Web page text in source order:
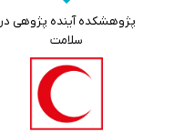
پژوهشکده آینده پژوهی در
سلامت